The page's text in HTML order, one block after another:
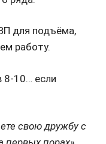
для подъёма,
работу.
8-10… если
свою дружбу с